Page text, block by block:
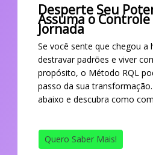
Desperte Seu
Assuma o Controle
Jornada
Se você sente que chegou a
destravar padrões e viver
propósito, o Método RQL
passo da sua
abaixo e descubra como
Quero Saber Mais!